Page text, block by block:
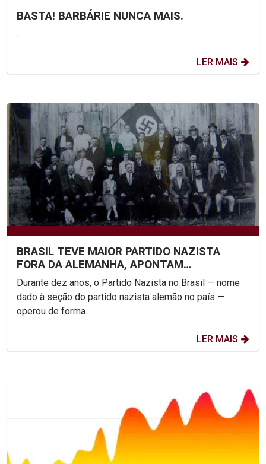
BASTA! BARBÁRIE NUNCA MAIS.
.
LER MAIS
BRASIL TEVE MAIOR PARTIDO NAZISTA
FORA DA ALEMANHA, APONTAM
HISTORIADORES
Durante dez anos, o Partido Nazista no Brasil — nome
dado à seção do partido nazista alemão no país —
operou de forma...
LER MAIS